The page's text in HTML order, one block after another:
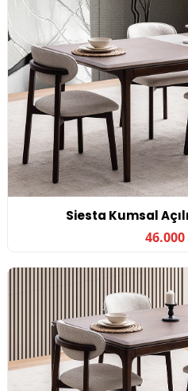
Siesta Kumsal
46.000